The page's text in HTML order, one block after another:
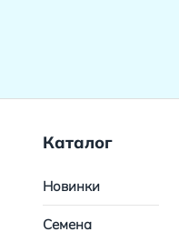
Каталог
Новинки
Семена